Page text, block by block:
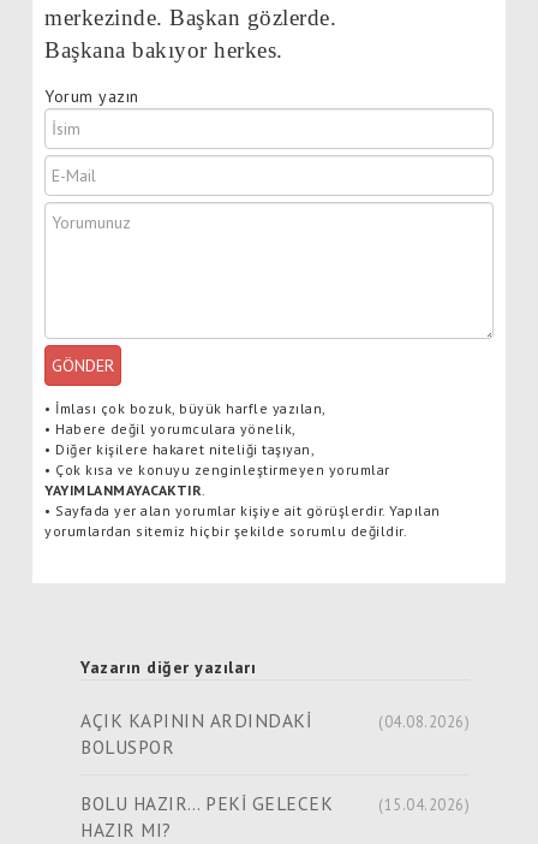
merkezinde. Başkan gözlerde.
Başkana bakıyor herkes.
Yorum yazın
GÖNDER
• İmlası çok bozuk, büyük harfle yazılan,
• Habere değil yorumculara yönelik,
• Diğer kişilere hakaret niteliği taşıyan,
• Çok kısa ve konuyu zenginleştirmeyen yorumlar
YAYIMLANMAYACAKTIR.
• Sayfada yer alan yorumlar kişiye ait görüşlerdir. Yapılan
yorumlardan sitemiz hiçbir şekilde sorumlu değildir.
Yazarın diğer yazıları
AÇIK KAPININ ARDINDAKİ
BOLUSPOR
(04.08.2026)
BOLU HAZIR… PEKİ GELECEK
HAZIR MI?
(15.04.2026)